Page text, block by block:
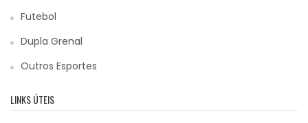
Futebol
Dupla Grenal
Outros Esportes
LINKS ÚTEIS